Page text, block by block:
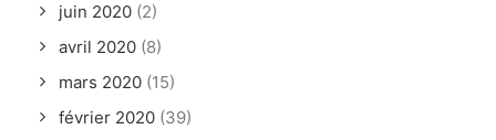
juin 2020 (2)
avril 2020 (8)
mars 2020 (15)
février 2020 (39)